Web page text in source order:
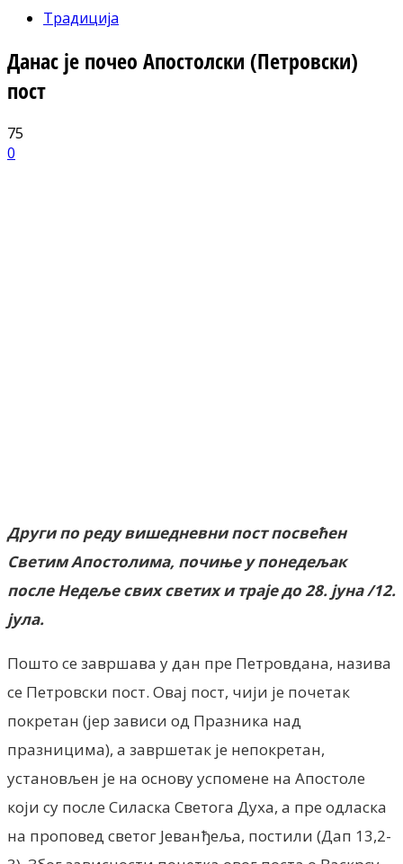
Традиција
Данас је почео Апостолски (Петровски)
пост
75
0
Други по реду вишедневни пост посвећен
Светим Апостолима, почиње у понедељак
после Недеље свих светих и траје до 28. јуна /12.
јула.
Пошто се завршава у дан пре Петровдана, назива
се Петровски пост. Овај пост, чији је почетак
покретан (јер зависи од Празника над
празницима), а завршетак је непокретан,
установљен је на основу успомене на Апостоле
који су после Силаска Светога Духа, а пре одласка
на проповед светог Јеванђеља, постили (Дап 13,2-